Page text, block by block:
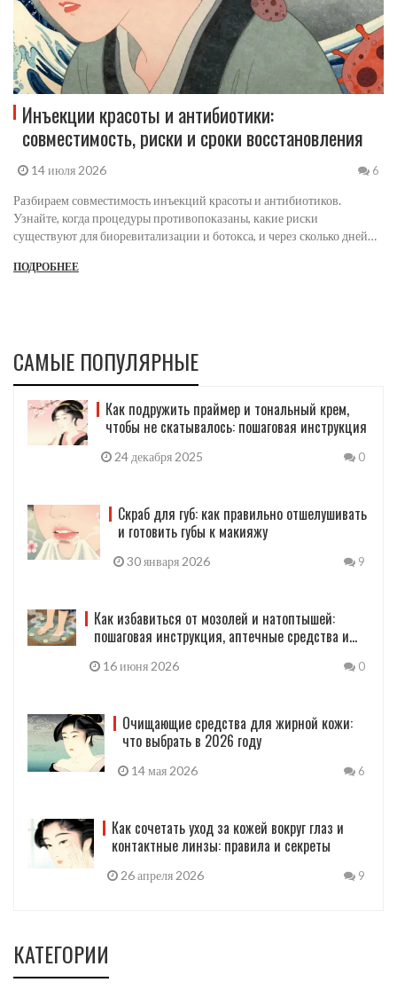
Инъекции красоты и антибиотики:
совместимость, риски и сроки восстановления
14 июля 2026 6
Разбираем совместимость инъекций красоты и антибиотиков.
Узнайте, когда процедуры противопоказаны, какие риски
существуют для биоревитализации и ботокса, и через сколько дней
ПОДРОБНЕЕ
САМЫЕ ПОПУЛЯРНЫЕ
Как подружить праймер и тональный крем,
чтобы не скатывалось: пошаговая инструкция
24 декабря 2025 0
Скраб для губ: как правильно отшелушивать
и готовить губы к макияжу
30 января 2026 9
Как избавиться от мозолей и натоптышей:
пошаговая инструкция, аптечные средства и
16 июня 2026 0
Очищающие средства для жирной кожи:
что выбрать в 2026 году
14 мая 2026 6
Как сочетать уход за кожей вокруг глаз и
контактные линзы: правила и секреты
26 апреля 2026 9
КАТЕГОРИИ